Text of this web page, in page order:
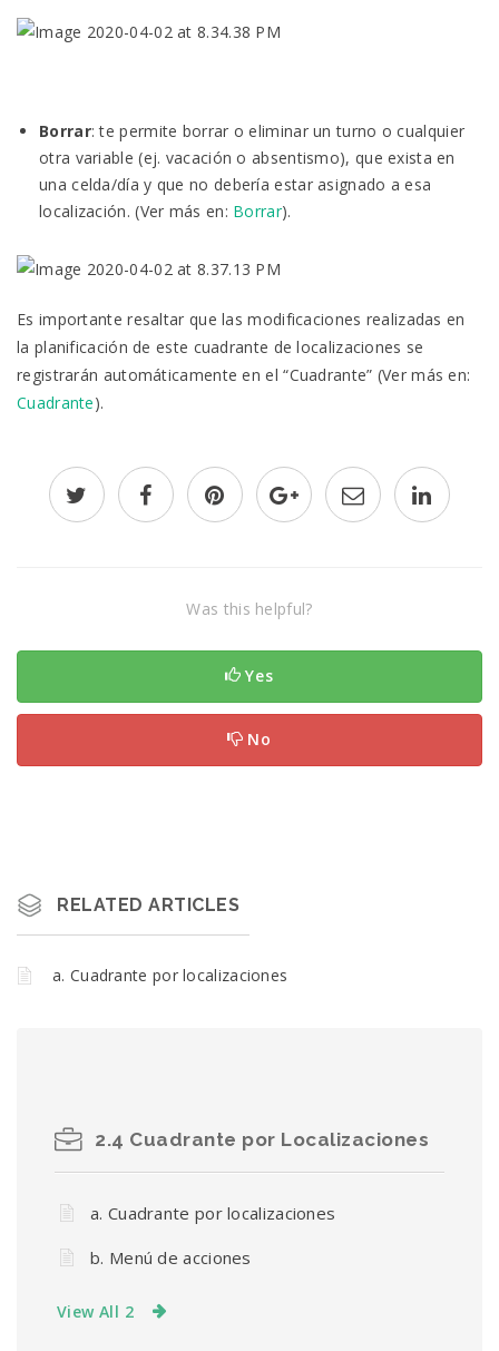
Borrar: te permite borrar o eliminar un turno o cualquier
otra variable (ej. vacación o absentismo), que exista en
una celda/día y que no debería estar asignado a esa
localización. (Ver más en: Borrar).
Es importante resaltar que las modificaciones realizadas en
la planificación de este cuadrante de localizaciones se
registrarán automáticamente en el “Cuadrante” (Ver más en:
Cuadrante).
Was this helpful?
Yes
No
RELATED ARTICLES
a. Cuadrante por localizaciones
2.4 Cuadrante por Localizaciones
a. Cuadrante por localizaciones
b. Menú de acciones
View All 2